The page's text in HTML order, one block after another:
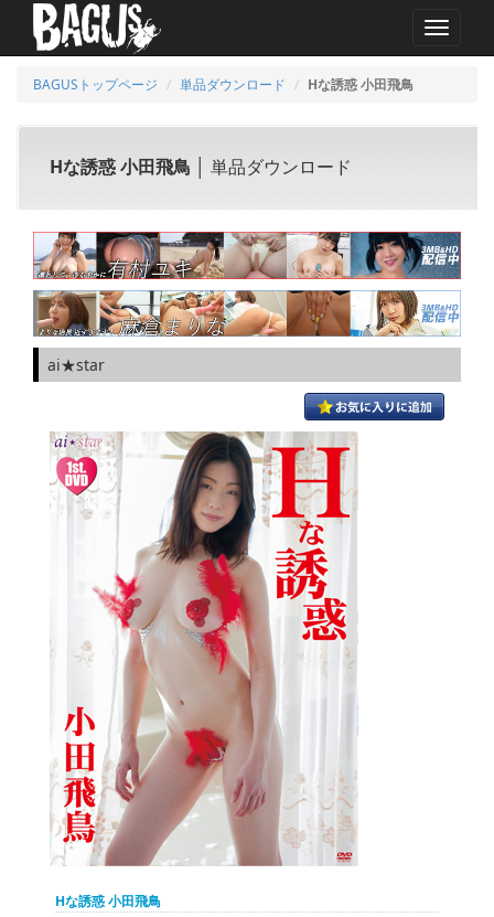
MENU
BAGUSトップページ 単品ダウンロード Hな誘惑 小田飛鳥
Hな誘惑 小田飛鳥 │ 単品ダウンロード
ai★star
Hな誘惑 小田飛鳥